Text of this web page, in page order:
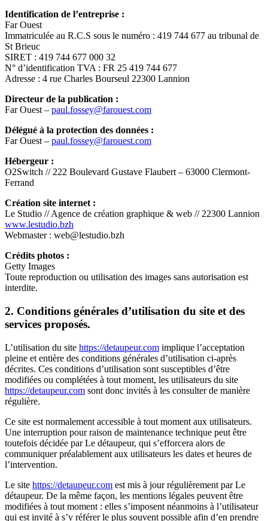
Identification de l’entreprise :
Far Ouest
Immatriculée au R.C.S sous le numéro : 419 744 677 au tribunal de
St Brieuc
SIRET : 419 744 677 000 32
N° d’identification TVA : FR 25 419 744 677
Adresse : 4 rue Charles Bourseul 22300 Lannion
Directeur de la publication :
Far Ouest – paul.fossey@farouest.com
Délégué à la protection des données :
Far Ouest – paul.fossey@farouest.com
Hébergeur :
O2Switch // 222 Boulevard Gustave Flaubert – 63000 Clermont-
Ferrand
Création site internet :
Le Studio // Agence de création graphique & web // 22300 Lannion
www.lestudio.bzh
Webmaster : web@lestudio.bzh
Crédits photos :
Getty Images
Toute reproduction ou utilisation des images sans autorisation est
interdite.
2. Conditions générales d’utilisation du site et des
services proposés.
L’utilisation du site https://detaupeur.com implique l’acceptation
pleine et entière des conditions générales d’utilisation ci-après
décrites. Ces conditions d’utilisation sont susceptibles d’être
modifiées ou complétées à tout moment, les utilisateurs du site
https://detaupeur.com sont donc invités à les consulter de manière
régulière.
Ce site est normalement accessible à tout moment aux utilisateurs.
Une interruption pour raison de maintenance technique peut être
toutefois décidée par Le détaupeur, qui s’efforcera alors de
communiquer préalablement aux utilisateurs les dates et heures de
l’intervention.
Le site https://detaupeur.com est mis à jour régulièrement par Le
détaupeur. De la même façon, les mentions légales peuvent être
modifiées à tout moment : elles s’imposent néanmoins à l’utilisateur
qui est invité à s’y référer le plus souvent possible afin d’en prendre